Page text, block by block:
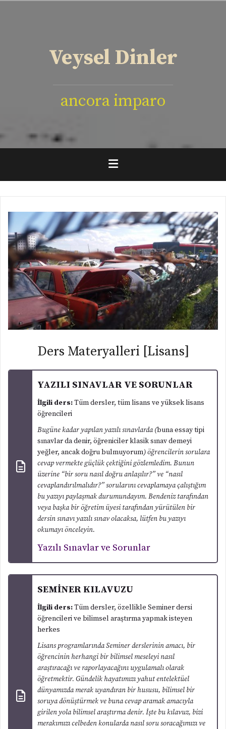
Veysel Dinler
ancora imparo
Ders Materyalleri [Lisans]
YAZILI SINAVLAR VE SORUNLAR
İlgili ders:Tüm dersler, tüm lisans ve yüksek lisans
öğrencileri
Bugüne kadar yapılan yazılı sınavlarda (buna essay tipi
sınavlar da denir, öğreniciler klasik sınav demeyi
yeğler, ancak doğru bulmuyorum) öğrencilerin sorulara
cevap vermekte güçlük çektiğini gözlemledim. Bunun
üzerine “bir soru nasıl doğru anlaşılır?” ve “nasıl
cevaplandırılmalıdır?” sorularını cevaplamaya çalıştığım
bu yazıyı paylaşmak durumundayım. Bendeniz tarafından
veya başka bir öğretim üyesi tarafından yürütülen bir
dersin sınavı yazılı sınav olacaksa, lütfen bu yazıyı
okumayı önceleyin.
Yazılı Sınavlar ve Sorunlar
SEMİNER KILAVUZU
İlgili ders:Tüm dersler, özellikle Seminer dersi
öğrencileri ve bilimsel araştırma yapmak isteyen
herkes
Lisans programlarında Seminer derslerinin amacı, bir
öğrencinin herhangi bir bilimsel meseleyi nasıl
araştıracağı ve raporlayacağını uygulamalı olarak
öğretmektir. Gündelik hayatımızı yahut entelektüel
dünyamızda merak uyandıran bir hususu, bilimsel bir
soruya dönüştürmek ve buna cevap aramak amacıyla
girilen yola bilimsel araştırma denir. İşte bu kılavuz, bizi
merakımızı celbeden konularda nasıl soru soracağımızı ve